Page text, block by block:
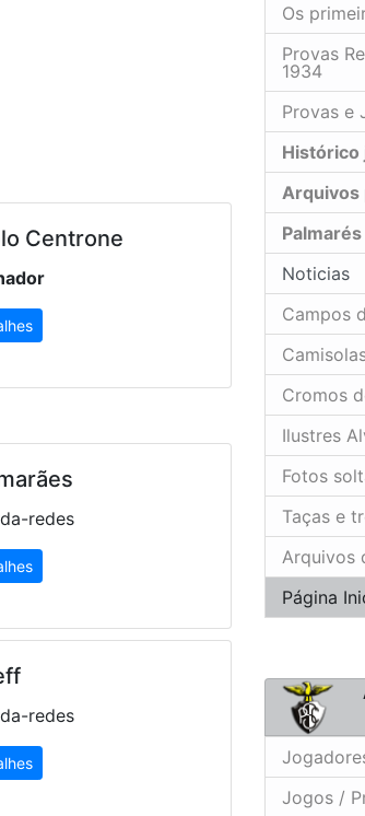
Centrone
redes
redes
Os
Provas
1934
Provas e
Histórico
Arquivos
Palmarés
Noticias
Campos
Cromos
Ilustres
Fotos
Taças e
Arquivos
Página
Jogos /